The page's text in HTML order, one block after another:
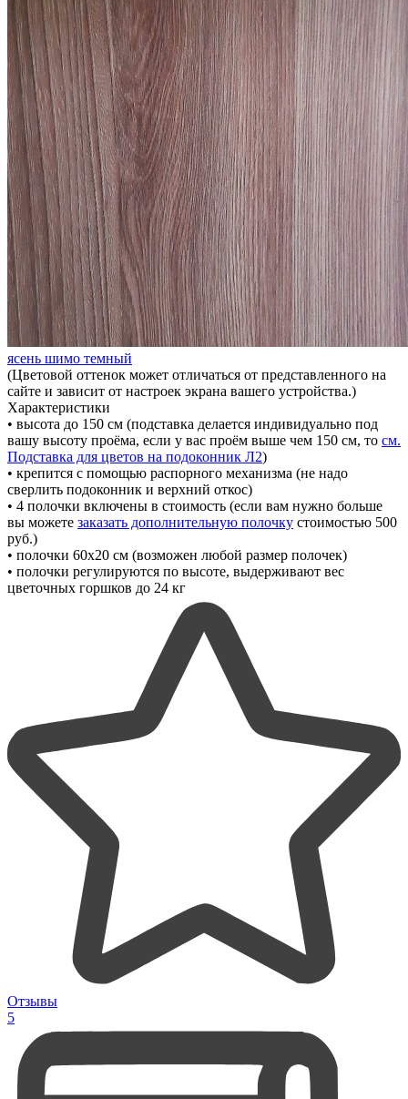
ясень шимо темный
(Цветовой оттенок может отличаться от представленного на
сайте и зависит от настроек экрана вашего устройства.)
Характеристики
• высота до 150 см (подставка делается индивидуально под
вашу высоту проёма, если у вас проём выше чем 150 см, то см.
Подставка для цветов на подоконник Л2)
• крепится с помощью распорного механизма (не надо
сверлить подоконник и верхний откос)
• 4 полочки включены в стоимость (если вам нужно больше
вы можете заказать дополнительную полочку стоимостью 500
руб.)
• полочки 60х20 см (возможен любой размер полочек)
• полочки регулируются по высоте, выдерживают вес
цветочных горшков до 24 кг
Отзывы
5